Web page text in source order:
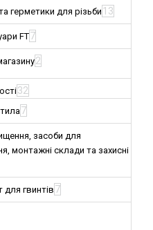
герметики для різьби 13
FT7
2
32
7
засоби для
монтажні склади та захисні
для гвинтів 7